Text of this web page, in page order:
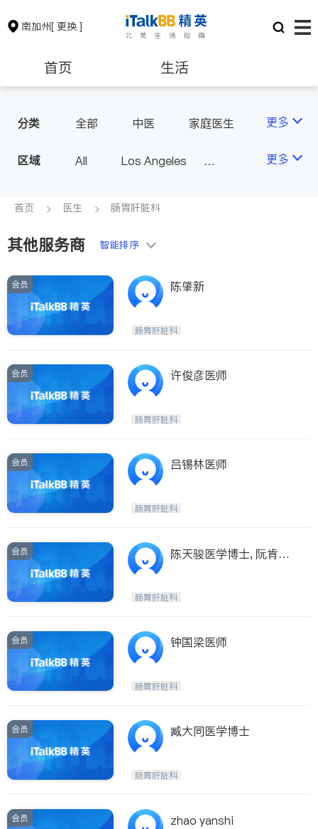
南加州[ 更换 ]
首页 生活
保险理财 房地产租售
银行贷款 会计师
建筑装修
非盈利组织
分类 全部 中医
家庭医生
眼科
妇科
儿科
心脏科
足科
肠胃肝脏科
泌尿科
风湿病
不孕不育
脊椎神经科
医生-其它
更多
区域 All
Los Angeles
Alhambra & San Gabriel
Diamond Bar & Covina
Rowland Heights & Hacienda H
ties
Inyo & San Bernardino
Riverside
Santa Barbara & Monterey
更多
首页 医生 肠胃肝脏科
其他服务商 智能排序
会员 陈肇新
肠胃肝脏科
会员 许俊彦医师
肠胃肝脏科
会员 吕锡林医师
肠胃肝脏科
会员
陈天骏医学博士, 阮肯医
肠胃肝脏科
会员 钟国梁医师
肠胃肝脏科
会员 臧大同医学博士
肠胃肝脏科
会员 zhao yanshi